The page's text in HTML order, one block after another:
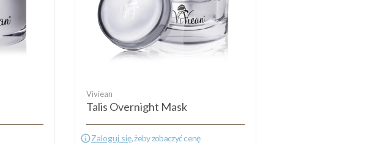
Viviean
Talis Overnight Mask
Zaloguj się, żeby zobaczyć cenę